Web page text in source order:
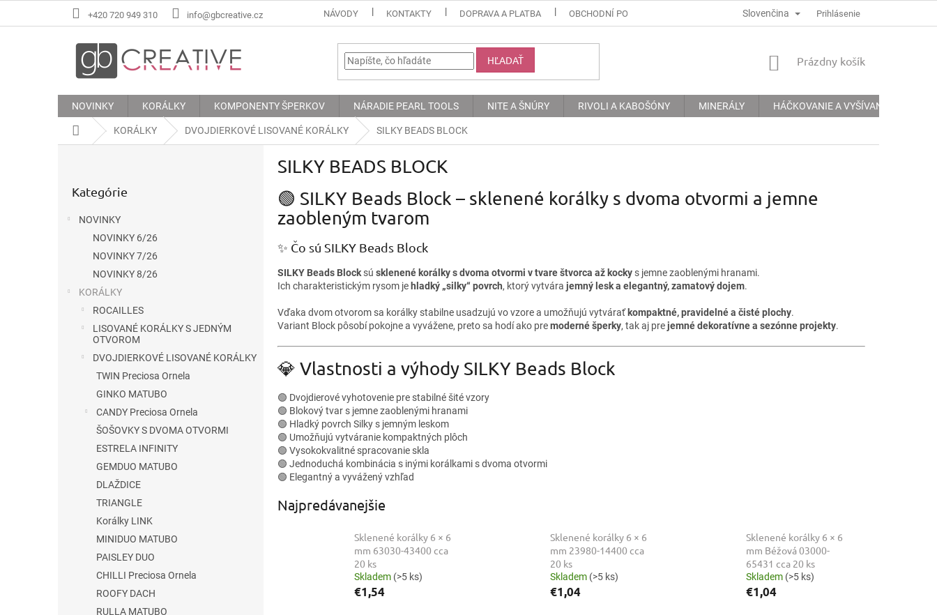
+420 720 949 310 info@gbcreative.cz NÁVODY KONTAKTY DOPRAVA A PLATBA OBCHODNÍ PODMÍNKY PODMÍNKY OCHRANY OSOBNÍCH ÚDAJŮ
Slovenčina Prihlásenie
HĽADAŤ
NÁKUPNÝ
Prázdny košík
NOVINKY KORÁLKY KOMPONENTY ŠPERKOV NÁRADIE PEARL TOOLS NITE A ŠNÚRY RIVOLI A KABOŠÓNY MINERÁLY HÁČKOVANIE A VYŠÍVANIE
DomovKORÁLKY DVOJDIERKOVÉ LISOVANÉ KORÁLKY SILKY BEADS BLOCK
kategórie
Kategórie
NOVINKY
NOVINKY 6/26
NOVINKY 7/26
NOVINKY 8/26
KORÁLKY
ROCAILLES
LISOVANÉ KORÁLKY S JEDNÝM
OTVOROM
DVOJDIERKOVÉ LISOVANÉ KORÁLKY
TWIN Preciosa Ornela
GINKO MATUBO
CANDY Preciosa Ornela
ŠOŠOVKY S DVOMA OTVORMI
ESTRELA INFINITY
GEMDUO MATUBO
DLAŽDICE
TRIANGLE
Korálky LINK
MINIDUO MATUBO
PAISLEY DUO
CHILLI Preciosa Ornela
ROOFY DACH
RULLA MATUBO
SILKY BEADS BLOCK
🟢 SILKY Beads Block – sklenené korálky s dvoma otvormi a jemne
zaobleným tvarom
✨ Čo sú SILKY Beads Block
SILKY Beads Block sú sklenené korálky s dvoma otvormi v tvare štvorca až kocky s jemne zaoblenými hranami.
Ich charakteristickým rysom je hladký „silky“ povrch, ktorý vytvára jemný lesk a elegantný, zamatový dojem.
Vďaka dvom otvorom sa korálky stabilne usadzujú vo vzore a umožňujú vytvárať kompaktné, pravidelné a čisté plochy.
Variant Block pôsobí pokojne a vyvážene, preto sa hodí ako premoderné šperky, tak aj prejemné dekoratívne a sezónne projekty.
💎 Vlastnosti a výhody SILKY Beads Block
🟢 Dvojdierové vyhotovenie pre stabilné šité vzory
🟢 Blokový tvar s jemne zaoblenými hranami
🟢 Hladký povrch Silky s jemným leskom
🟢 Umožňujú vytváranie kompaktných plôch
🟢 Vysokokvalitné spracovanie skla
🟢 Jednoduchá kombinácia s inými korálkami s dvoma otvormi
🟢 Elegantný a vyvážený vzhľad
Najpredávanejšie
Sklenené korálky 6 × 6
mm 63030-43400 cca
20 ks
Skladem (>5 ks)
€1,54
Sklenené korálky 6 × 6
mm 23980-14400 cca
20 ks
Skladem (>5 ks)
€1,04
Sklenené korálky 6 × 6
mm Béžová 03000-
65431 cca 20 ks
Skladem (>5 ks)
€1,04